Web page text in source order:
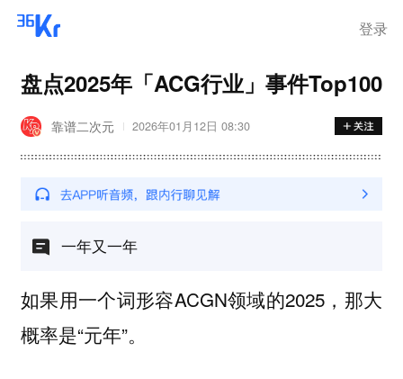
登录
盘点2025年「ACG行业」事件Top100
靠谱二次元 2026年01月12日 08:30
一年又一年
如果用一个词形容ACGN领域的2025，那大
概率是“元年”。